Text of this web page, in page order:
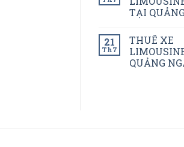
TẠI
21
Th7
THUÊ XE
QUẢNG